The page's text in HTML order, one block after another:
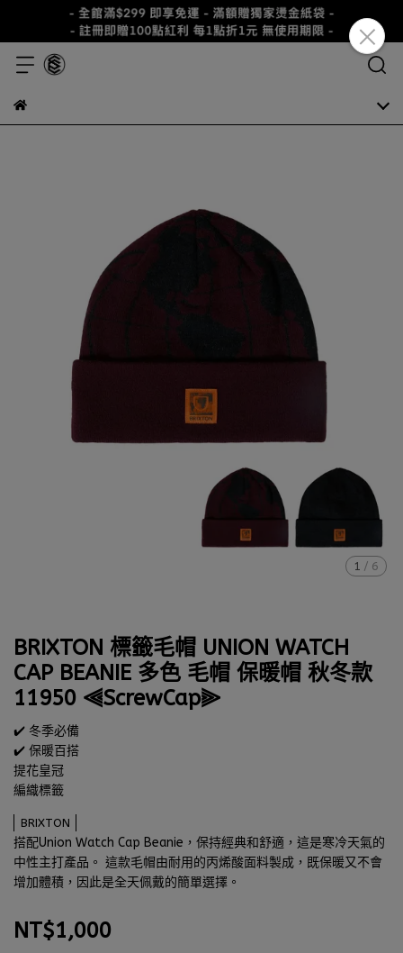
1 / 6
BRIXTON 標籤毛帽 UNION WATCH
CAP BEANIE 多色 毛帽 保暖帽 秋冬款
11950 ⫷ScrewCap⫸
✔️ 冬季必備
✔️ 保暖百搭
提花皇冠
編織標籤
BRIXTON
搭配Union Watch Cap Beanie，保持經典和舒適，這是寒冷天氣的
中性主打產品。 這款毛帽由耐用的丙烯酸面料製成，既保暖又不會
增加體積，因此是全天佩戴的簡單選擇。
NT$1,000